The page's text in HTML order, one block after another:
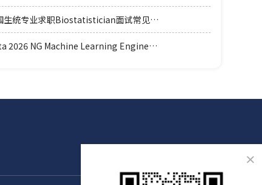
美国生统专业求职Biostatistician面试常见例题题型.pdf
Meta 2026 NG Machine Learning Engineer coding轮面参考.pdf
×